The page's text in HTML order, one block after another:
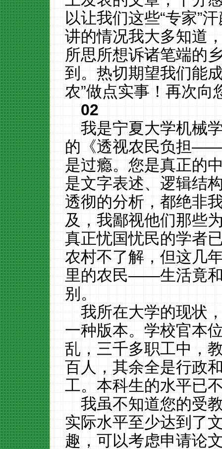
以让我们这些“专家”
讲的情况我大多知道
所思所想诉诸笔端的
到。热切期望我们能
农”做点实事！再次向
02
我是宁夏大学机械
的《透视农民负担
是过瘾。您是真正的
是文字表述、逻辑结
透彻的分析，都绝非
及，我鄙视他们那些
真正忧国忧民的学者
农村不了解，但这几
里的农民——生活竟
别。
我所在大学的现状
一种版本。学校官本
乱，三千多职工中，
百人，其余全是行政
工。本科生的水平已
我虽不知道您的受
实际水平至少达到了
趣，可以考虑申请论